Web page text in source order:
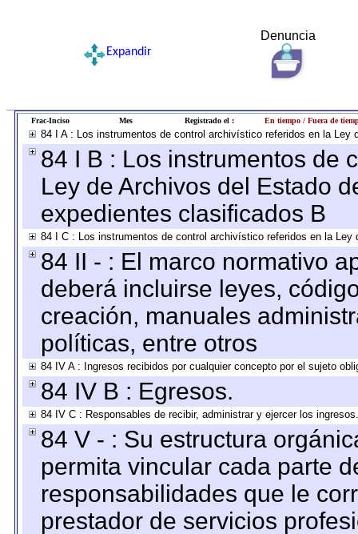
Denuncia
Expandir
Frac-Inciso Mes Registrado el : En tiempo / Fuera de
84 I A : Los instrumentos de control archivístico referidos en la
84 I B : Los instrumentos de
Ley de Archivos del Estado
expedientes clasificados B
84 I C : Los instrumentos de control archivístico referidos en la
84 II - : El marco normativo
deberá incluirse leyes,
creación, manuales
políticas, entre otros
84 IV A : Ingresos recibidos por cualquier concepto por el sujeto
84 IV B : Egresos.
84 IV C : Responsables de recibir, administrar y ejercer los ingresos.
84 V - : Su estructura
permita vincular cada parte
responsabilidades que le
prestador de servicios